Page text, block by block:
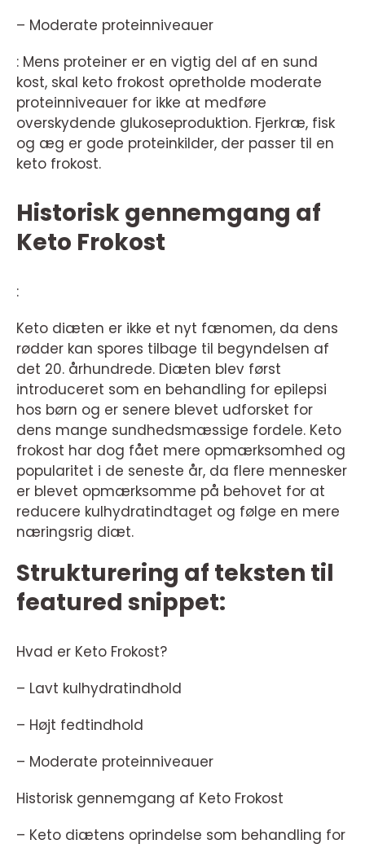
– Moderate proteinniveauer
: Mens proteiner er en vigtig del af en sund
kost, skal keto frokost opretholde moderate
proteinniveauer for ikke at medføre
overskydende glukoseproduktion. Fjerkræ, fisk
og æg er gode proteinkilder, der passer til en
keto frokost.
Historisk gennemgang af
Keto Frokost
:
Keto diæten er ikke et nyt fænomen, da dens
rødder kan spores tilbage til begyndelsen af
det 20. århundrede. Diæten blev først
introduceret som en behandling for epilepsi
hos børn og er senere blevet udforsket for
dens mange sundhedsmæssige fordele. Keto
frokost har dog fået mere opmærksomhed og
popularitet i de seneste år, da flere mennesker
er blevet opmærksomme på behovet for at
reducere kulhydratindtaget og følge en mere
næringsrig diæt.
Strukturering af teksten til
featured snippet:
Hvad er Keto Frokost?
– Lavt kulhydratindhold
– Højt fedtindhold
– Moderate proteinniveauer
Historisk gennemgang af Keto Frokost
– Keto diætens oprindelse som behandling for